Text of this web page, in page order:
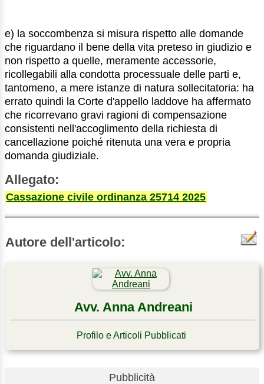
e) la soccombenza si misura rispetto alle domande
che riguardano il bene della vita preteso in giudizio e
non rispetto a quelle, meramente accessorie,
ricollegabili alla condotta processuale delle parti e,
tantomeno, a mere istanze di natura sollecitatoria: ha
errato quindi la Corte d'appello laddove ha affermato
che ricorrevano gravi ragioni di compensazione
consistenti nell'accoglimento della richiesta di
cancellazione poiché ritenuta una vera e propria
domanda giudiziale.
Allegato:
Cassazione civile ordinanza 25714 2025
Autore dell'articolo:
Avv. Anna Andreani
Profilo e Articoli Pubblicati
Pubblicità